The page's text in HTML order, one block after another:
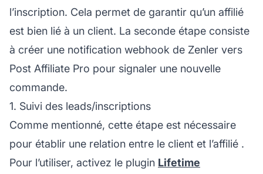
l’inscription. Cela permet de garantir qu’un affilié
est bien lié à un client. La seconde étape consiste
à créer une notification webhook de Zenler vers
Post Affiliate Pro pour signaler une nouvelle
commande.
1. Suivi des leads/inscriptions
Comme mentionné, cette étape est nécessaire
pour établir une relation entre le client et l’affilié .
Pour l’utiliser, activez le plugin Lifetime